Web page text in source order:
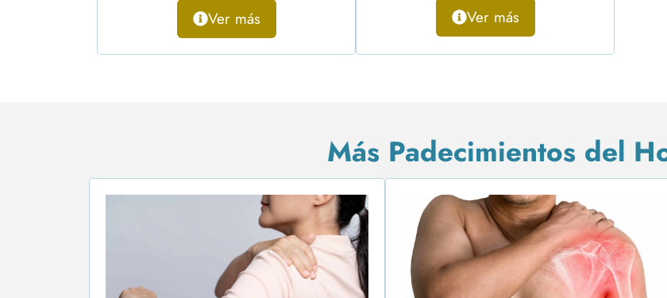
Ver más
Ver más
Más Padecimientos del